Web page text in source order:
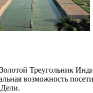
Треугольник
возможность